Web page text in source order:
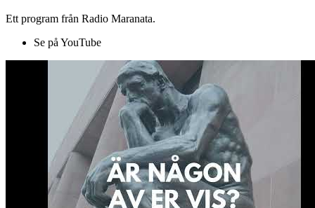
Ett program från Radio Maranata.
Se på YouTube